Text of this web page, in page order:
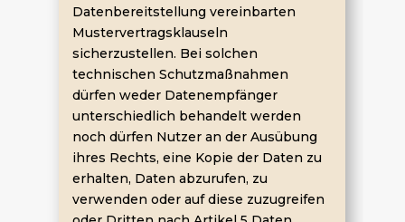
Datenbereitstellung vereinbarten
Mustervertragsklauseln
sicherzustellen. Bei solchen
technischen Schutzmaßnahmen
dürfen weder Datenempfänger
unterschiedlich behandelt werden
noch dürfen Nutzer an der Ausübung
ihres Rechts, eine Kopie der Daten zu
erhalten, Daten abzurufen, zu
verwenden oder auf diese zuzugreifen